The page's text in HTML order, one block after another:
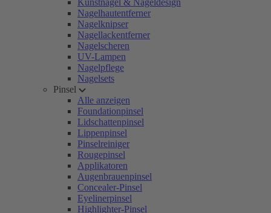
Kunstnägel & Nageldesign
Nagelhautentferner
Nagelknipser
Nagellackentferner
Nagelscheren
UV-Lampen
Nagelpflege
Nagelsets
Pinsel
Alle anzeigen
Foundationpinsel
Lidschattenpinsel
Lippenpinsel
Pinselreiniger
Rougepinsel
Applikatoren
Augenbrauenpinsel
Concealer-Pinsel
Eyelinerpinsel
Highlighter-Pinsel